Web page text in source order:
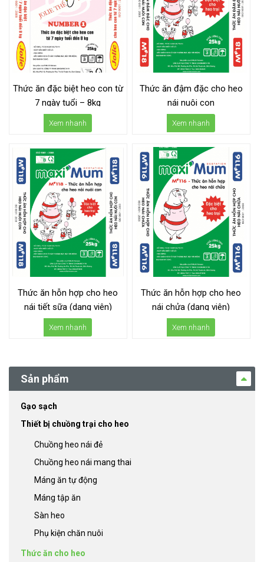
Thức ăn đặc biệt heo con từ
7 ngày tuổi – 8kg
Xem nhanh
Thức ăn đậm đặc cho heo
nái nuôi con
Xem nhanh
Thức ăn hỗn hợp cho heo
nái tiết sữa (dạng viên)
Xem nhanh
Thức ăn hỗn hợp cho heo
nái chửa (dạng viên)
Xem nhanh
Sản phẩm
Gạo sạch
Thiết bị chuồng trại cho heo
Chuồng heo nái đẻ
Chuồng heo nái mang thai
Máng ăn tự động
Máng tập ăn
Sàn heo
Phụ kiện chăn nuôi
Thức ăn cho heo